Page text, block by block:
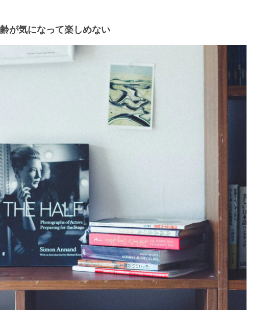
が気になって楽しめない